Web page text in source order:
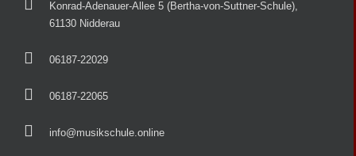
Konrad-Adenauer-Allee 5 (Bertha-von-Suttner-Schule),
61130 Nidderau
06187-22029
06187-22065
info@musikschule.online